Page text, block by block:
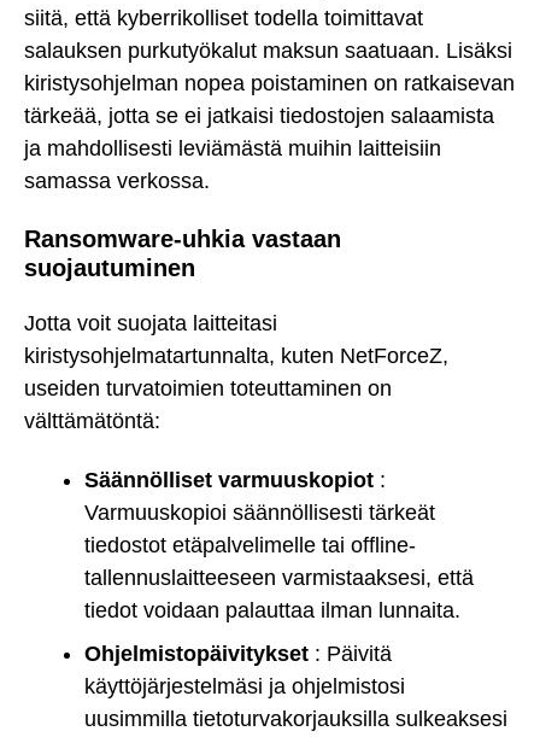
siitä, että kyberrikolliset todella toimittavat
salauksen purkutyökalut maksun saatuaan. Lisäksi
kiristysohjelman nopea poistaminen on ratkaisevan
tärkeää, jotta se ei jatkaisi tiedostojen salaamista
ja mahdollisesti leviämästä muihin laitteisiin
samassa verkossa.
Ransomware-uhkia vastaan
suojautuminen
Jotta voit suojata laitteitasi
kiristysohjelmatartunnalta, kuten NetForceZ,
useiden turvatoimien toteuttaminen on
välttämätöntä:
Säännölliset varmuuskopiot :
Varmuuskopioi säännöllisesti tärkeät
tiedostot etäpalvelimelle tai offline-
tallennuslaitteeseen varmistaaksesi, että
tiedot voidaan palauttaa ilman lunnaita.
Ohjelmistopäivitykset : Päivitä
käyttöjärjestelmäsi ja ohjelmistosi
uusimmilla tietoturvakorjauksilla sulkeaksesi